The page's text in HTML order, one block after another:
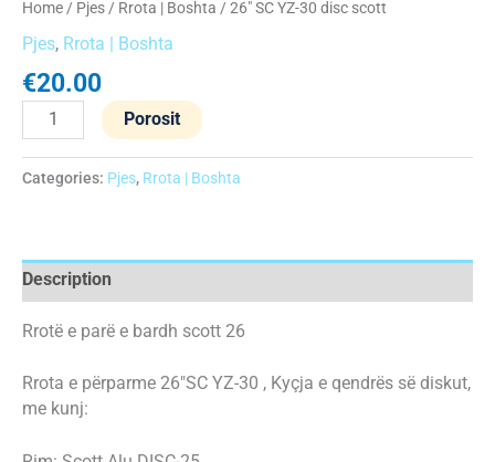
Home / Pjes / Rrota | Boshta / 26″ SC YZ-30 disc scott
Pjes, Rrota | Boshta
€20.00
Porosit
Categories: Pjes, Rrota | Boshta
Description
Rrotë e parë e bardh scott 26
Rrota e përparme 26″SC YZ-30 , Kyçja e qendrës së diskut,
me kunj: